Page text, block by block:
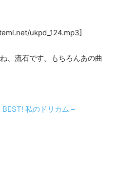
ukpd_124.mp3]
、流石です。もちろんあの曲
私のドリカム –